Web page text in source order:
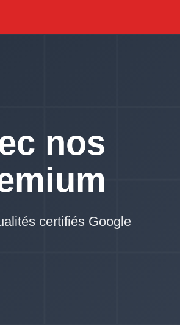
nos
certifiés Google